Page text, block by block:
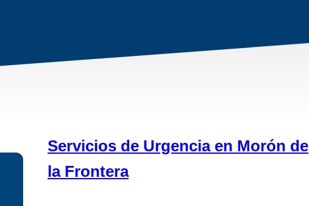
Servicios de Urgencia en Morón de
la Frontera